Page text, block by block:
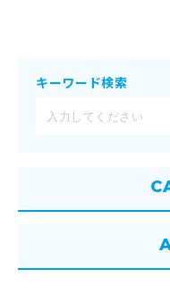
キーワード検索